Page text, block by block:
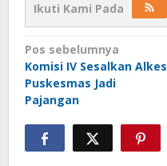
Ikuti Kami Pada
Navigasi
pos
Pos sebelumnya
Komisi IV Sesalkan Alkes
Puskesmas Jadi
Pajangan